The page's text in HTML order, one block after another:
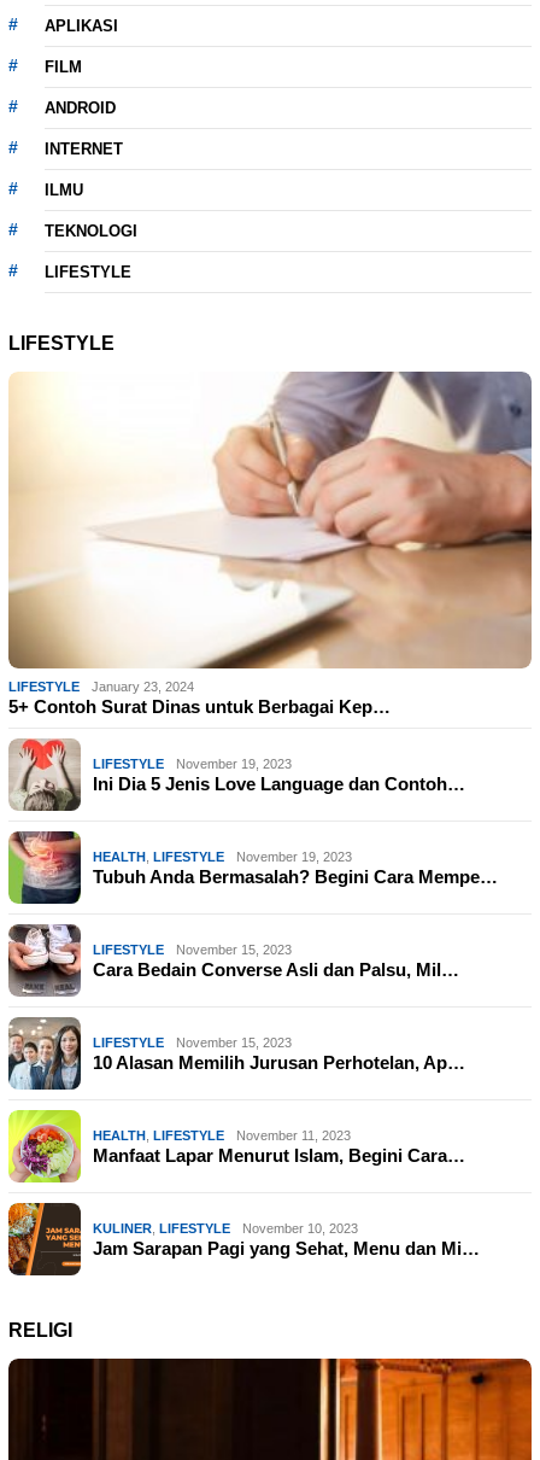
APLIKASI
FILM
ANDROID
INTERNET
ILMU
TEKNOLOGI
LIFESTYLE
LIFESTYLE
LIFESTYLE January 23, 2024
5+ Contoh Surat Dinas untuk Berbagai Kep…
LIFESTYLE November 19, 2023
Ini Dia 5 Jenis Love Language dan Contoh…
HEALTH LIFESTYLE November 19, 2023
Tubuh Anda Bermasalah? Begini Cara Mempe…
LIFESTYLE November 15, 2023
Cara Bedain Converse Asli dan Palsu, Mil…
LIFESTYLE November 15, 2023
10 Alasan Memilih Jurusan Perhotelan, Ap…
HEALTH LIFESTYLE November 11, 2023
Manfaat Lapar Menurut Islam, Begini Cara…
KULINER LIFESTYLE November 10, 2023
Jam Sarapan Pagi yang Sehat, Menu dan Mi…
RELIGI